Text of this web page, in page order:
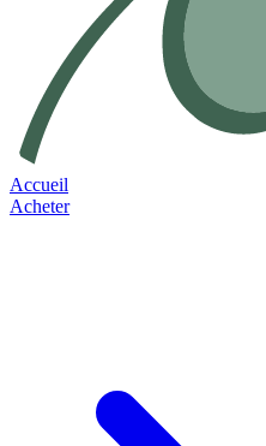
Accueil
Acheter